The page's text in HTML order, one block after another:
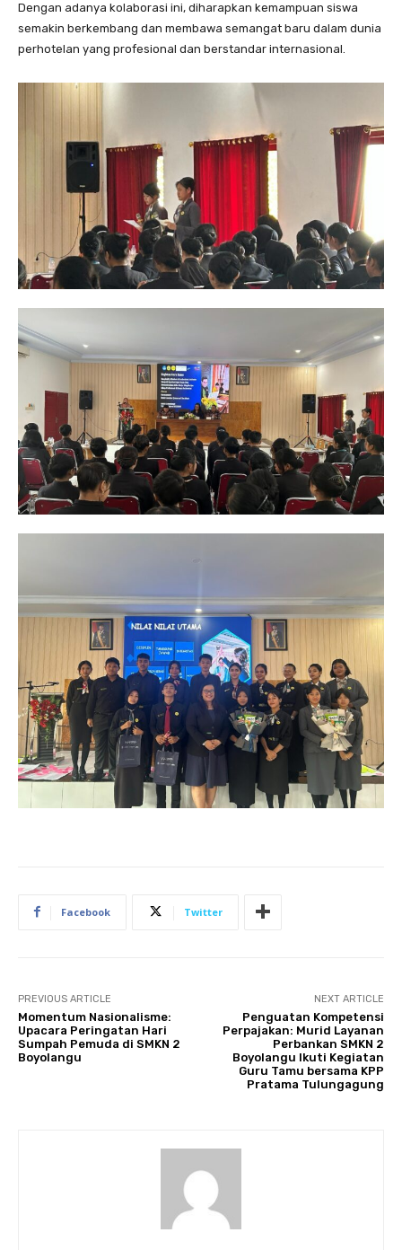
Dengan adanya kolaborasi ini, diharapkan kemampuan siswa
semakin berkembang dan membawa semangat baru dalam dunia
perhotelan yang profesional dan berstandar internasional.
Facebook Twitter
PREVIOUS ARTICLE
Momentum Nasionalisme:
Upacara Peringatan Hari
Sumpah Pemuda di SMKN 2
Boyolangu
NEXT ARTICLE
Penguatan Kompetensi
Perpajakan: Murid Layanan
Perbankan SMKN 2
Boyolangu Ikuti Kegiatan
Guru Tamu bersama KPP
Pratama Tulungagung